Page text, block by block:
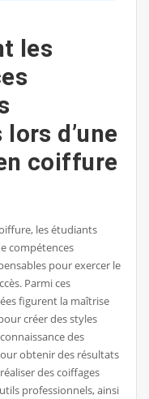
les
d’une
coiffure
les étudiants
compétences
pour exercer le
Parmi ces
figurent la maîtrise
créer des styles
des
obtenir des résultats
des coiffages
professionnels, ainsi